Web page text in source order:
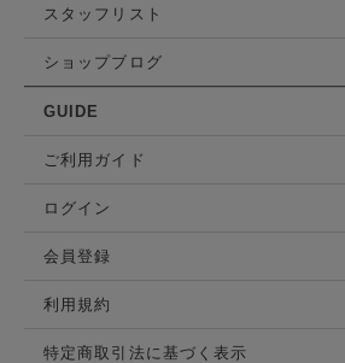
スタッフリスト
ショップブログ
GUIDE
ご利用ガイド
ログイン
会員登録
利用規約
特定商取引法に基づく表示